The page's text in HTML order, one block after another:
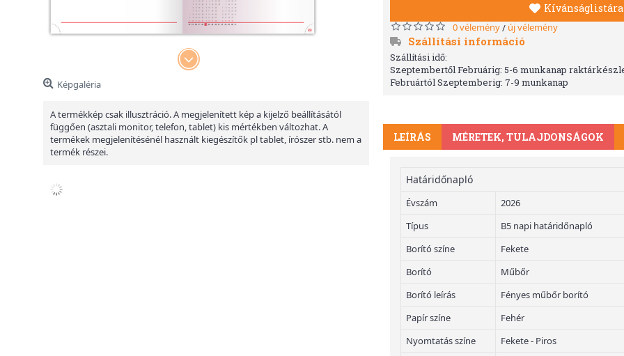
Képgaléria
A termékkép csak illusztráció. A megjelenített kép a kijelző beállításától
függően (asztali monitor, telefon, tablet) kis mértékben változhat. A
termékek megjelenítésénél használt kiegészítők pl tablet, írószer stb. nem a
termék részei.
Kívánságlistára
0 vélemény/ új vélemény
Szállítási információ
Szállítási idő:
Szeptembertől Februárig: 5-6 munkanap
Februártól Szeptemberig: 7-9 munkanap
LEÍRÁS MÉRETEK, TULAJDONSÁGOK
Határidőnapló
Évszám
2026
Típus
B5 napi határidőnapló
Borító színe
Fekete
Borító
Műbőr
Borító leírás
Fényes műbőr borító
Papír színe
Fehér
Nyomtatás színe
Fekete - Piros